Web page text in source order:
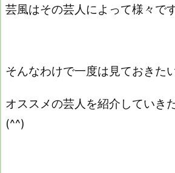
芸風はその芸人によって様々です
そんなわけで一度は見ておきた
オススメの芸人を紹介していき
(^^)